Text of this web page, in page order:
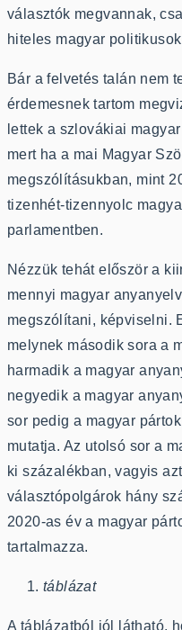
választók megvannak,
hiteles magyar
Bár a felvetés talán nem
érdemesnek tartom
lettek a szlovákiai
mert ha a mai Magyar
megszólításukban, mint
tizenhét-tizennyolc
parlamentben.
Nézzük tehát először a
mennyi magyar
megszólítani, képviselni.
melynek második sora a
harmadik a magyar
negyedik a magyar
sor pedig a magyar
mutatja. Az utolsó sor a
ki százalékban, vagyis
választópolgárok hány
2020-as év a magyar
tartalmazza.
táblázat
A táblázatból jól látható,